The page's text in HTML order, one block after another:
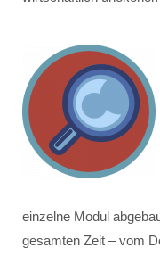
einzelne Modul
gesamten Zeit – vom